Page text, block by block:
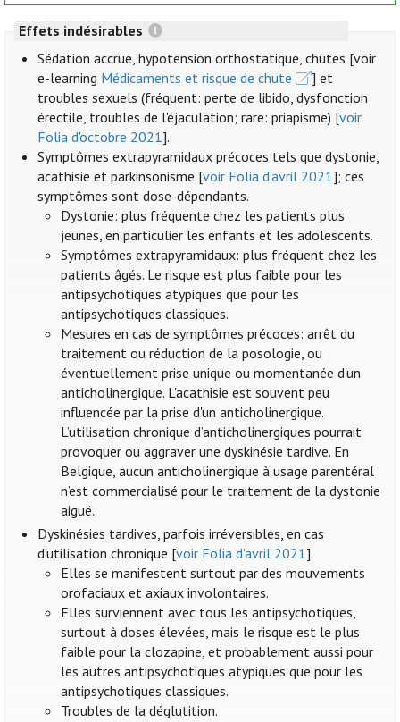
Effets indésirables
Sédation accrue, hypotension orthostatique, chutes [voir
e-learning Médicaments et risque de chute
] et
troubles sexuels (fréquent: perte de libido, dysfonction
érectile, troubles de l'éjaculation; rare: priapisme) [voir
Folia d'octobre 2021].
Symptômes extrapyramidaux précoces tels que dystonie,
acathisie et parkinsonisme [voir Folia d'avril 2021]; ces
symptômes sont dose-dépendants.
Dystonie: plus fréquente chez les patients plus
jeunes, en particulier les enfants et les adolescents.
Symptômes extrapyramidaux: plus fréquent chez les
patients âgés. Le risque est plus faible pour les
antipsychotiques atypiques que pour les
antipsychotiques classiques.
Mesures en cas de symptômes précoces: arrêt du
traitement ou réduction de la posologie, ou
éventuellement prise unique ou momentanée d'un
anticholinergique. L'acathisie est souvent peu
influencée par la prise d'un anticholinergique.
L’utilisation chronique d’anticholinergiques pourrait
provoquer ou aggraver une dyskinésie tardive. En
Belgique, aucun anticholinergique à usage parentéral
n’est commercialisé pour le traitement de la dystonie
aiguë.
Dyskinésies tardives, parfois irréversibles, en cas
d'utilisation chronique [voir Folia d'avril 2021].
Elles se manifestent surtout par des mouvements
orofaciaux et axiaux involontaires.
Elles surviennent avec tous les antipsychotiques,
surtout à doses élevées, mais le risque est le plus
faible pour la clozapine, et probablement aussi pour
les autres antipsychotiques atypiques que pour les
antipsychotiques classiques.
Troubles de la déglutition.